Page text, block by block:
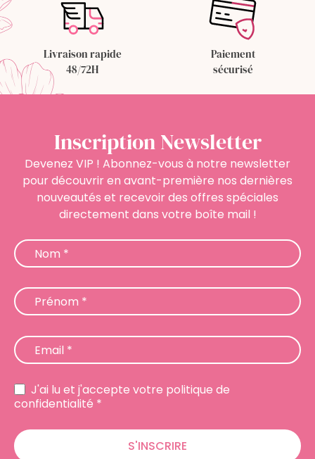
Livraison rapide
48/72H
Paiement
sécurisé
Inscription Newsletter
Devenez VIP ! Abonnez-vous à notre newsletter
pour découvrir en avant-première nos dernières
nouveautés et recevoir des offres spéciales
directement dans votre boîte mail !
Nom *
Prénom *
Email *
J'ai lu et j'accepte votre politique de
confidentialité *
S'INSCRIRE